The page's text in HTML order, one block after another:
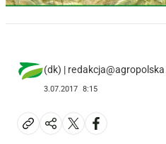
(dk) |
3.07.2017 8:15